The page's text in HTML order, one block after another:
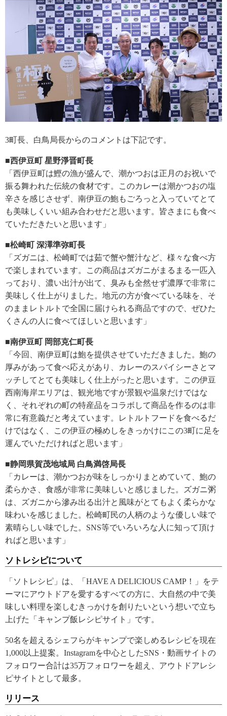
3町長、白鳥局長からのコメントは下記です。
■西伊豆町 星野淨晋町長
「西伊豆町は鰹の漁が盛んで、潮かつおは正月のお祝いで
振る舞われた伝統の食材です。このカレーは潮かつおの塩
辛さを感じさせず、南伊豆の鮑もごろっと入っていてとて
も美味しくいい組み合わせだと思います。皆さまにも食べ
ていただきたいと思います」
■松崎町 深澤準弥町長
「ズガニは、松崎町では茹で蟹や蟹汁など、様々な食べ方
で楽しまれています。この商品はズガニがまるまる一匹入
っており、濃い出汁が出て、臭みも全然せず濃厚で非常に
美味しく仕上がりました。地元の方が食べている味を、そ
のままレトルトで全国に届けられる商品ですので、ぜひた
くさんの人に食べてほしいと思います」
■南伊豆町 岡部克仁町長
「今回、南伊豆町は鮑を提供させていただきました。鮑の
厚みがあって食べ応えがあり、カレーのスパイシーさとマ
ッチしてとても美味しく仕上がったと思います。この伊豆
西南海岸エリアは、観光地ですが景観や温泉だけではな
く、それぞれの町の特産品をコラボして商品を作るのは非
常に有意義だと考えています。レトルトフードを食べるだ
けではなく、この伊豆の極めしをきっかけにこの3町に足を
運んでいただければと思います」
■静岡県賀茂地域局 白鳥満啓局長
「カレーは、潮かつおが味をしっかりまとめていて、鮑の
柔らかさ、食感が非常に美味しいと感じました。ズガニ粥
は、ズガニから滲み出る出汁と風味がとてもよく柔らかな
味わいを感じました。松崎町民の人柄のような優しい味で
素晴らしい味でした。SNS等でいろいろな人に知って頂け
ればと思います」
ソトレシピについて
「ソトレシピ」は、「HAVE A DELICIOUS CAMP！」をテ
ーマにアウトドアを愛するすべての方に、大自然の中で美
味しい料理を楽しむきっかけを創りたいという想いで立ち
上げた「キャンプ飯レシピサイト」です。
50名を超えるシェフらがキャンプで楽しめるレシピを現在
1,000以上提案。Instagramを中心としたSNS・動画サイトの
フォロワー合計は35万フォロワーを超え、アウトドアレシ
ピサイトとして最多。
リリース